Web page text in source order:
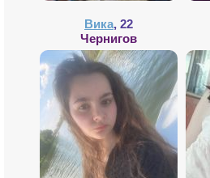
Вика, 22
Чернигов